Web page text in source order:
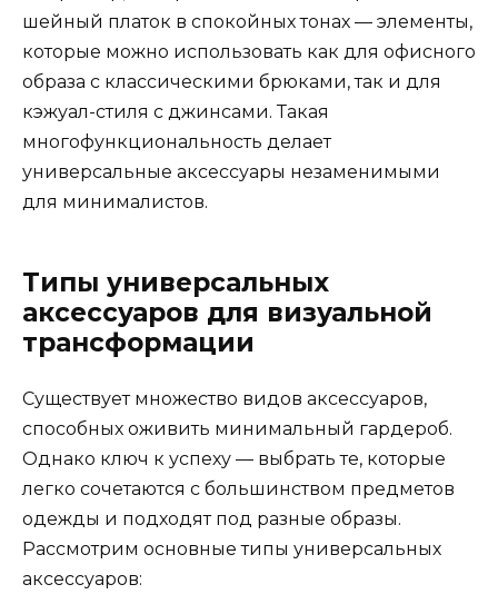
шейный платок в спокойных тонах — элементы,
которые можно использовать как для офисного
образа с классическими брюками, так и для
кэжуал-стиля с джинсами. Такая
многофункциональность делает
универсальные аксессуары незаменимыми
для минималистов.
Типы универсальных
аксессуаров для визуальной
трансформации
Существует множество видов аксессуаров,
способных оживить минимальный гардероб.
Однако ключ к успеху — выбрать те, которые
легко сочетаются с большинством предметов
одежды и подходят под разные образы.
Рассмотрим основные типы универсальных
аксессуаров: